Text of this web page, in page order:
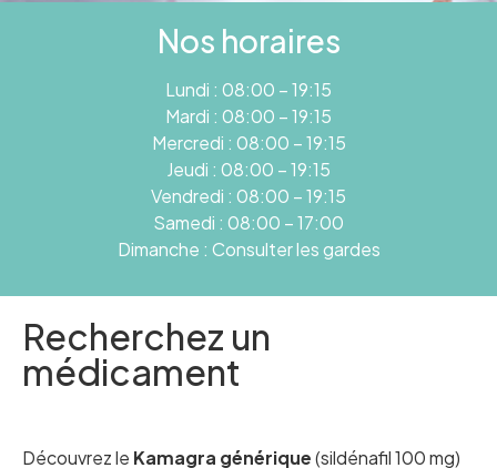
Nos horaires
Lundi : 08:00 – 19:15
Mardi : 08:00 – 19:15
Mercredi : 08:00 – 19:15
Jeudi : 08:00 – 19:15
Vendredi : 08:00 – 19:15
Samedi : 08:00 – 17:00
Dimanche : Consulter les gardes
Recherchez un
médicament
Découvrez le Kamagra générique(sildénafil 100 mg)